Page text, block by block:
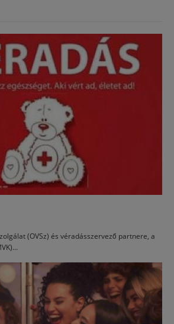
(OVSz) és véradásszervező partnere, a